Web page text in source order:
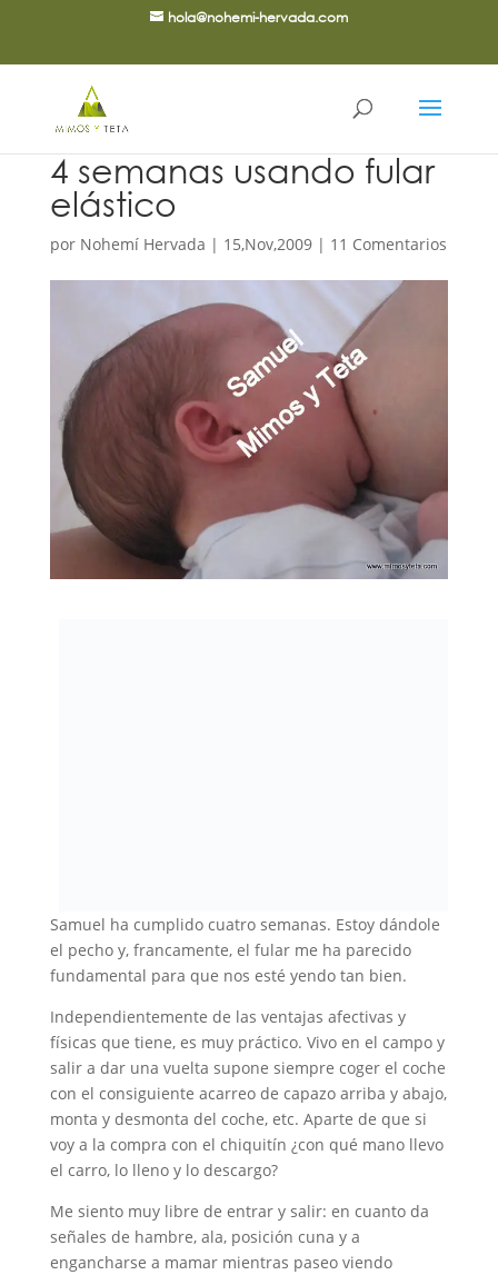
hola@nohemi-hervada.com
4 semanas usando fular
elástico
por Nohemí Hervada | 15,Nov,2009| 11 Comentarios
Samuel ha cumplido cuatro semanas. Estoy dándole
el pecho y, francamente, el fular me ha parecido
fundamental para que nos esté yendo tan bien.
Independientemente de las ventajas afectivas y
físicas que tiene, es muy práctico. Vivo en el campo y
salir a dar una vuelta supone siempre coger el coche
con el consiguiente acarreo de capazo arriba y abajo,
monta y desmonta del coche, etc. Aparte de que si
voy a la compra con el chiquitín ¿con qué mano llevo
el carro, lo lleno y lo descargo?
Me siento muy libre de entrar y salir: en cuanto da
señales de hambre, ala, posición cuna y a
engancharse a mamar mientras paseo viendo